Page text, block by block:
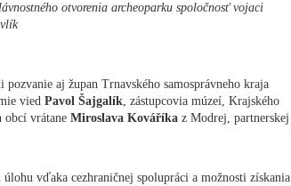
otvorenia archeoparku spoločnosť vojaci
aj župan Trnavského samosprávneho kraja
vied Pavol Šajgalík, zástupcovia múzeí, Krajského
obcí vrátane Miroslava Kováříka z Modrej, partnerskej
vďaka cezhraničnej spolupráci a možnosti získania